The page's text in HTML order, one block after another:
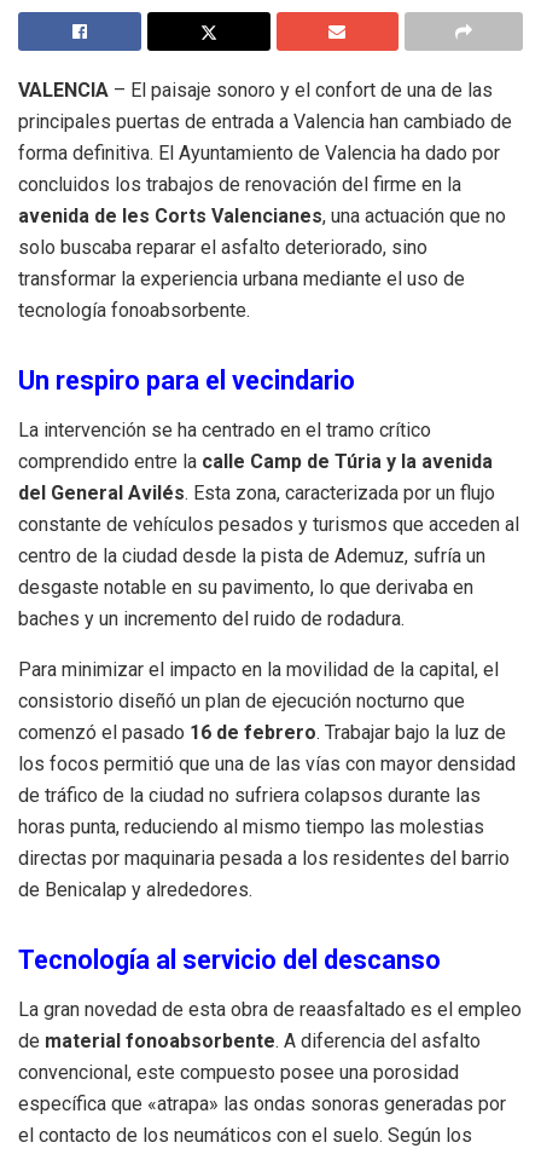
VALENCIA – El paisaje sonoro y el confort de una de las
principales puertas de entrada a Valencia han cambiado de
forma definitiva. El Ayuntamiento de Valencia ha dado por
concluidos los trabajos de renovación del firme en la
avenida de les Corts Valencianes, una actuación que no
solo buscaba reparar el asfalto deteriorado, sino
transformar la experiencia urbana mediante el uso de
tecnología fonoabsorbente.
Un respiro para el vecindario
La intervención se ha centrado en el tramo crítico
comprendido entre la calle Camp de Túria y la avenida
del General Avilés. Esta zona, caracterizada por un flujo
constante de vehículos pesados y turismos que acceden al
centro de la ciudad desde la pista de Ademuz, sufría un
desgaste notable en su pavimento, lo que derivaba en
baches y un incremento del ruido de rodadura.
Para minimizar el impacto en la movilidad de la capital, el
consistorio diseñó un plan de ejecución nocturno que
comenzó el pasado 16 de febrero. Trabajar bajo la luz de
los focos permitió que una de las vías con mayor densidad
de tráfico de la ciudad no sufriera colapsos durante las
horas punta, reduciendo al mismo tiempo las molestias
directas por maquinaria pesada a los residentes del barrio
de Benicalap y alrededores.
Tecnología al servicio del descanso
La gran novedad de esta obra de reaasfaltado es el empleo
de material fonoabsorbente. A diferencia del asfalto
convencional, este compuesto posee una porosidad
específica que «atrapa» las ondas sonoras generadas por
el contacto de los neumáticos con el suelo. Según los